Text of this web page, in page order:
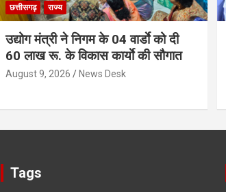
छत्तीसगढ़ राज्य
उद्योग मंत्री ने निगम के 04 वार्डाे को दी
60 लाख रू. के विकास कार्याे की सौगात
August 9, 2026 News Desk
Tags